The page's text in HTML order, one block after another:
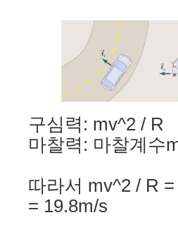
구심력: mv^2 / R
마찰력: 마찰계수
따라서 mv^2 / R
= 19.8m/s